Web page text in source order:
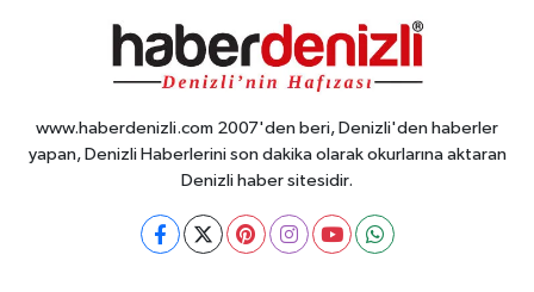
www.haberdenizli.com 2007'den beri, Denizli'den haberler
yapan, Denizli Haberlerini son dakika olarak okurlarına aktaran
Denizli haber sitesidir.